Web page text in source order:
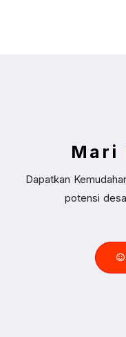
Mari
Dapatkan
potensi